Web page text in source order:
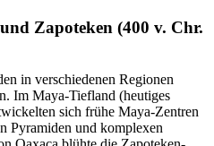
Zapoteken (400 v. Chr.
in verschiedenen Regionen
Im Maya-Tiefland (heutiges
sich frühe Maya-Zentren
Pyramiden und komplexen